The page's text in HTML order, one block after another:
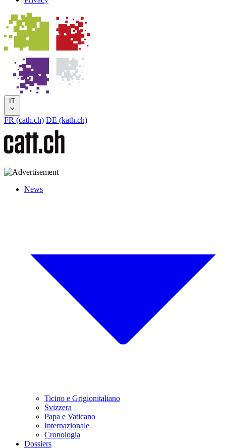
IT
FR (cath.ch) DE (kath.ch)
News
Ticino e Grigionitaliano
Svizzera
Papa e Vaticano
Internazionale
Cronologia
Dossiers